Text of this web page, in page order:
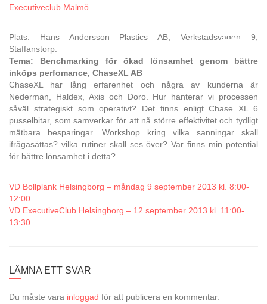
Executiveclub Malmö
Plats: Hans Andersson Plastics AB, Verkstadsvägen 9,
Staffanstorp.
Tema: Benchmarking för ökad lönsamhet genom bättre
inköps perfomance, ChaseXL AB
ChaseXL har lång erfarenhet och några av kunderna är
Nederman, Haldex, Axis och Doro. Hur hanterar vi processen
såväl strategiskt som operativt? Det finns enligt Chase XL 6
pusselbitar, som samverkar för att nå större effektivitet och tydligt
mätbara besparingar. Workshop kring vilka sanningar skall
ifrågasättas? vilka rutiner skall ses över? Var finns min potential
för bättre lönsamhet i detta?
VD Bollplank Helsingborg – måndag 9 september 2013 kl. 8:00-
12:00
VD ExecutiveClub Helsingborg – 12 september 2013 kl. 11:00-
13:30
LÄMNA ETT SVAR
Du måste vara inloggad för att publicera en kommentar.